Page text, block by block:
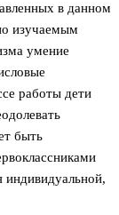
в данном
изучаемым
умение
работы дети
быть
индивидуальной,